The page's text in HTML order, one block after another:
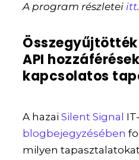
A program részletei itt.
API
kapcsolatos
A hazaiSilent Signal
blogbejegyzésében
milyen